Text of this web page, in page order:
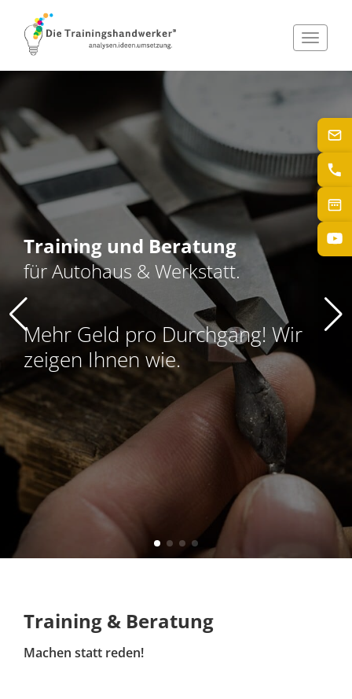
Toggle
Training und Beratung
für Autohaus & Werkstatt.
Mehr Geld pro Durchgang! Wir
zeigen Ihnen wie.
Training & Beratung
Machen statt reden!